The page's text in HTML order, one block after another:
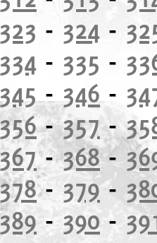
323 - 324 -
334 - 335 -
-346-
-357-
-368-
- 379-
- 390 -